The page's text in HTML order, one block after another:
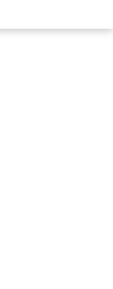
artykułu Ahoj, przygodo!
do kolejnego zdjęcia.